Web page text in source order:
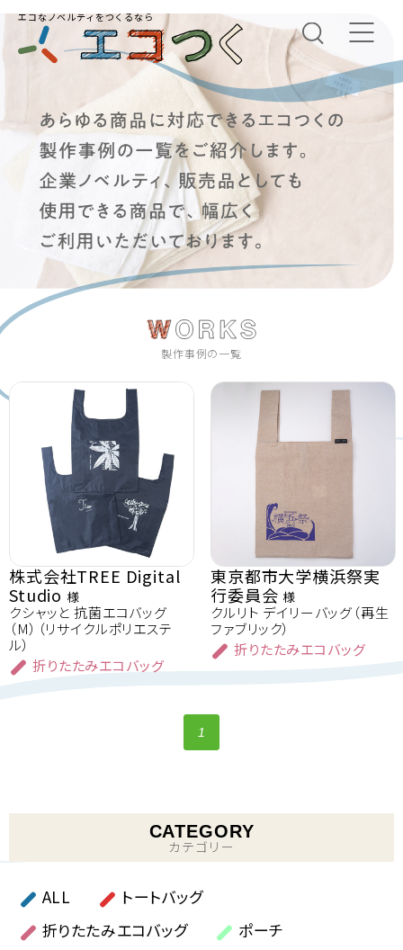
エコなノベルティをつくるなら
製作事例の一覧
株式会社TREE Digital
Studio 様
クシャッと 抗菌エコバッグ
（M）（リサイクルポリエステ
ル）
折りたたみエコバッグ
東京都市大学横浜祭実
行委員会 様
クルリト デイリーバッグ（再生
ファブリック）
折りたたみエコバッグ
1
CATEGORY
カテゴリー
ALL
トートバッグ
折りたたみエコバッグ
ポーチ